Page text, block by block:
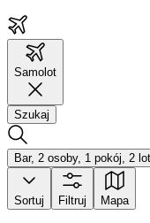
Samolot
Szukaj
Bar, 2 osoby, 1 pokój, 2
Sortuj Filtruj Mapa